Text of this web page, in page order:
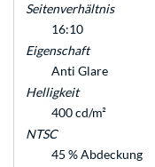
Seitenverhältnis
16:10
Eigenschaft
Anti Glare
Helligkeit
400 cd/m²
NTSC
45 % Abdeckung